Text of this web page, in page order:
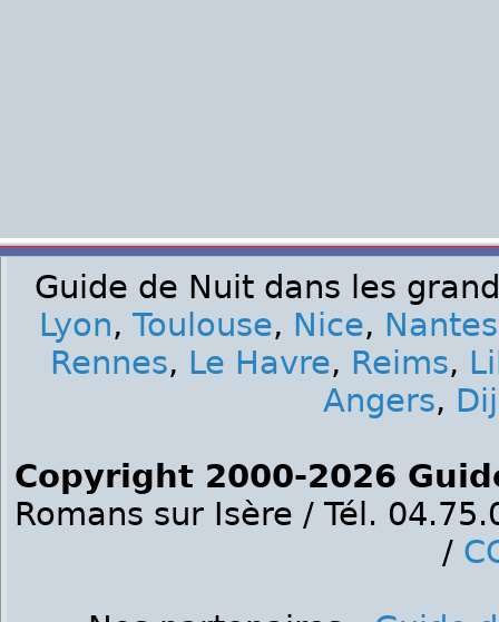
Guide de Nuit dans les
Lyon, Toulouse, Nice, Nantes
Rennes, Le Havre, Reims,
Angers,
Copyright 2000-2026
Romans sur Isère / Tél.
/